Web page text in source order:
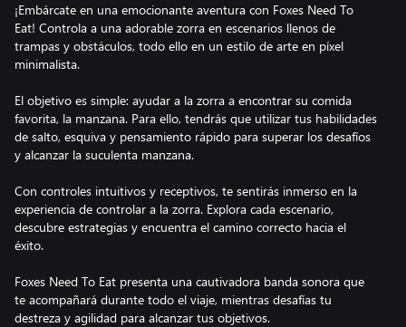
¡Embárcate en una emocionante aventura con Foxes Need To
Eat! Controla a una adorable zorra en escenarios llenos de
trampas y obstáculos, todo ello en un estilo de arte en píxel
minimalista.
El objetivo es simple: ayudar a la zorra a encontrar su comida
favorita, la manzana. Para ello, tendrás que utilizar tus habilidades
de salto, esquiva y pensamiento rápido para superar los desafíos
y alcanzar la suculenta manzana.
Con controles intuitivos y receptivos, te sentirás inmerso en la
experiencia de controlar a la zorra. Explora cada escenario,
descubre estrategias y encuentra el camino correcto hacia el
éxito.
Foxes Need To Eat presenta una cautivadora banda sonora que
te acompañará durante todo el viaje, mientras desafías tu
destreza y agilidad para alcanzar tus objetivos.